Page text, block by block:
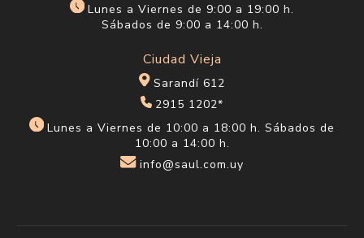
Lunes a Viernes de 9:00 a 19:00 h.
Sábados de 9:00 a 14:00 h.
Ciudad Vieja
Sarandí 612
2915 1202*
Lunes a Viernes de 10:00 a 18:00 h. Sábados de
10:00 a 14:00 h.
info@saul.com.uy